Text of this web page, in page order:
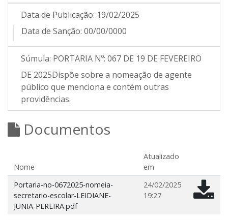
Data de Publicação: 19/02/2025
Data de Sanção: 00/00/0000
Súmula: PORTARIA Nº: 067 DE 19 DE FEVEREIRO
DE 2025Dispõe sobre a nomeação de agente
público que menciona e contém outras
providências.
Documentos
Nome
Atualizado
em
Portaria-no-0672025-nomeia-
secretario-escolar-LEIDIANE-
JUNIA-PEREIRA.pdf
24/02/2025
19:27